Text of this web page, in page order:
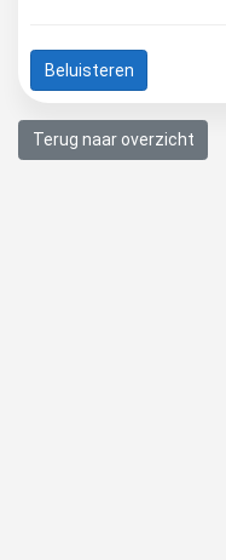
Beluisteren
Terug naar overzicht